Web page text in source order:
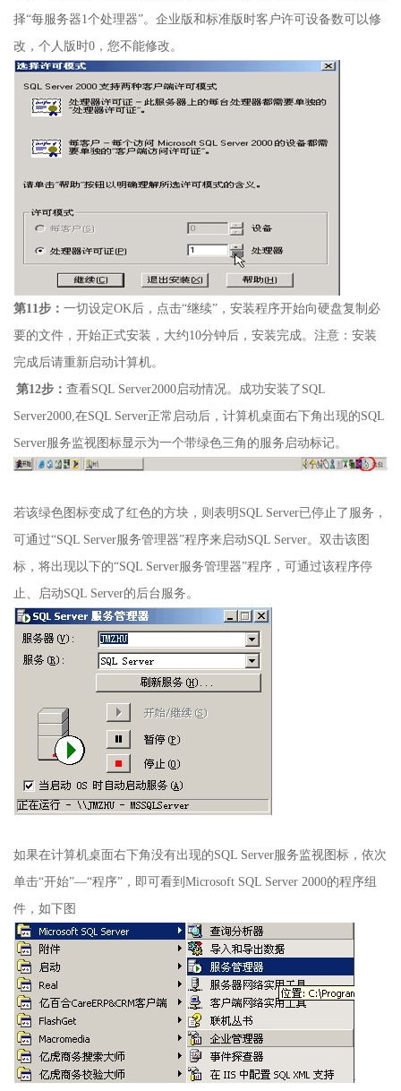
择“每服务器1个处理器”。企业版和标准版时客户许可设备数可以修
改，个人版时0 ，您不能修改。
第11步： 一切设定OK 后，点击“继续” ，安装程序开始向硬盘复制必
要的文件，开始正式安装，大约10分钟后，安装完成。注意：安装
完成后请重新启动计算机。
第12步： 查看SQL Server2000启动情况。成功安装了 SQL
Server2000, 在SQL Server正常启动后，计算机桌面右下角出现的SQL
Server服务监视图标显示为一个带绿色三角的服务启动标记。
若该绿色图标变成了红色的方块，则表明 SQL Server已停止了服务，
可通过“SQL Server 服务管理器”程序来启动SQL Server。双击该图
标，将出现以下的“SQL Server 服务管理器”程序，可通过该程序停
止、启动SQL Server的后台服务。
如果在计算机桌面右下角没有出现的SQL Server 服务监视图标，依次
单击“开始”—“程序” ，即可看到 Microsoft SQL Server 2000的程序组
件，如下图